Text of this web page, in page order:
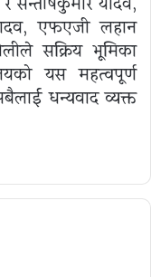
एफएजी लहान
सक्रिय भूमिका
यस महत्वपूर्ण
धन्यवाद व्यक्त